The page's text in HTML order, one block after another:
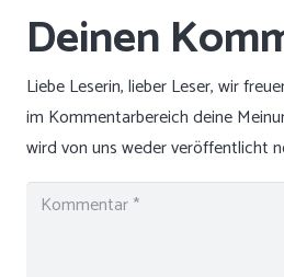
Liebe Leserin, lieber Leser, wir
im Kommentarbereich deine
wird von uns weder veröffentlicht